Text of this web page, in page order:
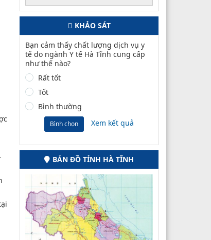
KHẢO SÁT
Bạn cảm thấy chất lượng dịch vụ y
tế do ngành Y tế Hà Tĩnh cung cấp
như thế nào?
Rất tốt
Tốt
Bình thường
Bình chọn Xem kết quả
BẢN ĐỒ TỈNH HÀ TĨNH